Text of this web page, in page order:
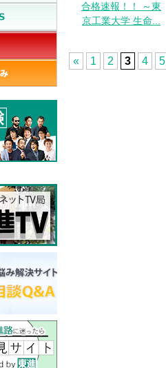
合格速報！！ ～東
京工業大学 生命...
« 1 2 3 4 5